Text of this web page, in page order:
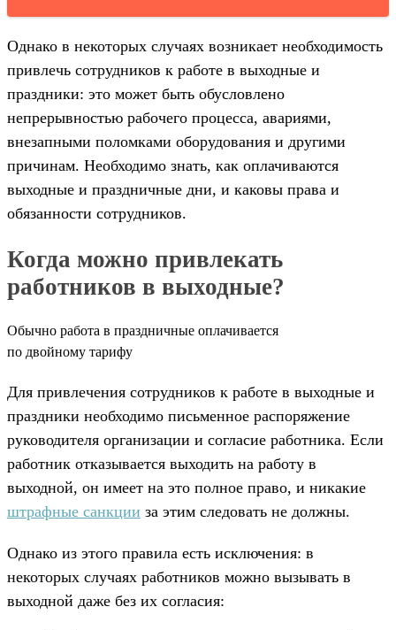
Однако в некоторых случаях возникает необходимость
привлечь сотрудников к работе в выходные и
праздники: это может быть обусловлено
непрерывностью рабочего процесса, авариями,
внезапными поломками оборудования и другими
причинам. Необходимо знать, как оплачиваются
выходные и праздничные дни, и каковы права и
обязанности сотрудников.
Когда можно привлекать
работников в выходные?
Обычно работа в праздничные оплачивается
по двойному тарифу
Для привлечения сотрудников к работе в выходные и
праздники необходимо письменное распоряжение
руководителя организации и согласие работника. Если
работник отказывается выходить на работу в
выходной, он имеет на это полное право, и никакие
штрафные санкции за этим следовать не должны.
Однако из этого правила есть исключения: в
некоторых случаях работников можно вызывать в
выходной даже без их согласия: